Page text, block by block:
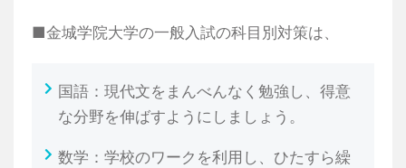
■金城学院大学の一般入試の科目別対策は、
国語：現代文をまんべんなく勉強し、得意
な分野を伸ばすようにしましょう。
数学：学校のワークを利用し、ひたすら繰